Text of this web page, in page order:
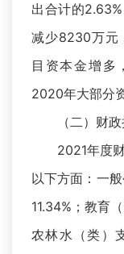
出合计的
减少8230万元
目资本金增多
2020年大部分
（二）财政
2021年度财
以下方面：一
11.34%；教育
农林水（类）